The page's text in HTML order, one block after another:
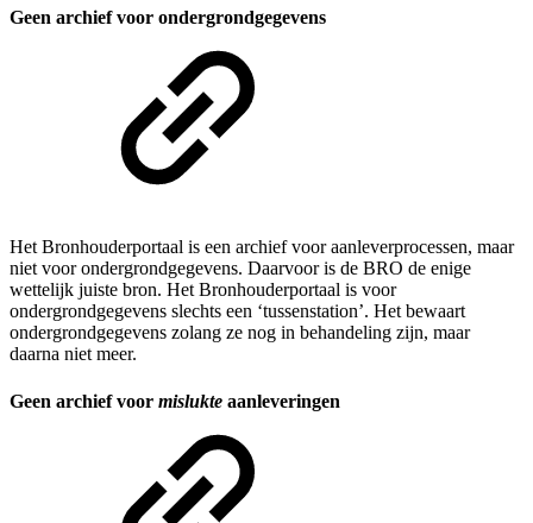
Geen archief voor ondergrondgegevens
Het Bronhouderportaal is een archief voor aanleverprocessen, maar
niet voor ondergrondgegevens. Daarvoor is de BRO de enige
wettelijk juiste bron. Het Bronhouderportaal is voor
ondergrondgegevens slechts een ‘tussenstation’. Het bewaart
ondergrondgegevens zolang ze nog in behandeling zijn, maar
daarna niet meer.
Geen archief voor mislukte aanleveringen